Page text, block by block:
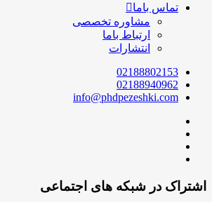
تماس باما
مشاوره تخصصی
ارتباط باما
انتشارات
02188802153
02188940962
info@phdpezeshki.com
اشتراک در شبکه های اجتماعی